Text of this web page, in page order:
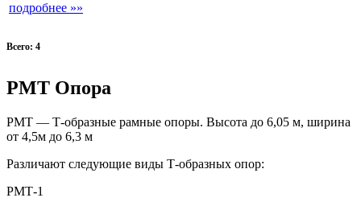
подробнее »»
Всего: 4
РМТ Опора
РМТ — Т-образные рамные опоры. Высота до 6,05 м, ширина
от 4,5м до 6,3 м
Различают следующие виды Т-образных опор:
РМТ-1